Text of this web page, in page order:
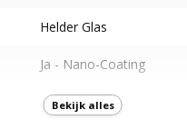
Helder Glas
Ja - Nano-Coating
3-delig Schuifdeur
Bekijk alles